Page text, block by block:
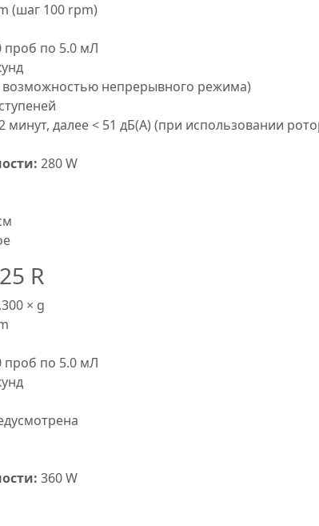
(шаг 100 rpm)
проб по 5.0 мЛ
возможностью непрерывного режима)
минут, далее < 51 дБ(A) (при использовании
280 W
R
× g
проб по 5.0 мЛ
360 W